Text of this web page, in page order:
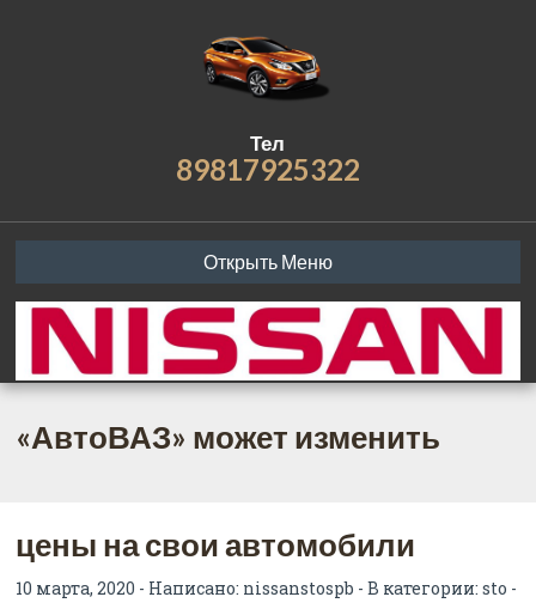
Тел
89817925322
Открыть Меню
«АвтоВАЗ» может изменить
цены на свои автомобили
10 марта, 2020 - Написано: nissanstospb - В категории:sto -